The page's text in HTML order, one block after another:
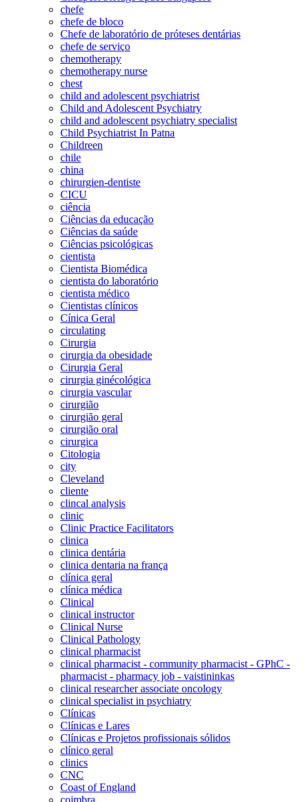
chefe
chefe de bloco
Chefe de laboratório de próteses dentárias
chefe de serviço
chemotherapy
chemotherapy nurse
chest
child and adolescent psychiatrist
Child and Adolescent Psychiatry
child and adolescent psychiatry specialist
Child Psychiatrist In Patna
Childreen
chile
china
chirurgien-dentiste
CICU
ciência
Ciências da educação
Ciências da saúde
Ciências psicológicas
cientista
Cientista Biomédica
cientista do laboratório
cientista médico
Cientistas clínicos
Cínica Geral
circulating
Cirurgia
cirurgia da obesidade
Cirurgia Geral
cirurgia ginécológica
cirurgia vascular
cirurgião
cirurgião geral
cirurgião oral
cirurgica
Citologia
city
Cleveland
cliente
clincal analysis
clinic
Clinic Practice Facilitators
clinica
clinica dentária
clinica dentaria na frança
clínica geral
clínica médica
Clinical
clinical instructor
Clinical Nurse
Clinical Pathology
clinical pharmacist
clinical pharmacist - community pharmacist - GPhC -
pharmacist - pharmacy job - vaistininkas
clinical researcher associate oncology
clinical specialist in psychiatry
Clínicas
Clínicas e Lares
Clínicas e Projetos profissionais sólidos
clínico geral
clinics
CNC
Coast of England
coimbra